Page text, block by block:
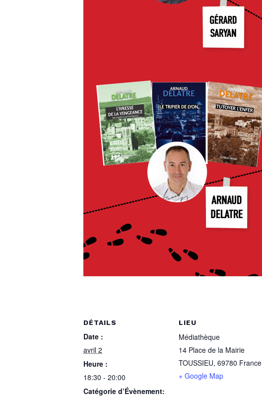
DÉTAILS
Date :
avril 2
Heure :
18:30 - 20:00
Catégorie d’Évènement:
LIEU
Médiathèque
14 Place de la Mairie
TOUSSIEU, 69780 France
+ Google Map